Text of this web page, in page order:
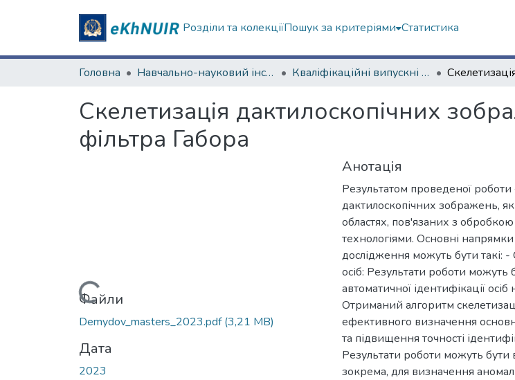
Розділи та колекціїПошук за критеріями Статистика
Головна Навчально-науковий інститут комп'ютерних наук та штучного інтелекту Кваліфікаційні випускні роботи магістрів. Навчально-науковий інститут комп'ютерних наук та штучного інтелекту
Скелетизація дактилоскопічних
фільтра Габора
Вантажиться...Файли
Demydov_masters_2023.pdf(3,21 MB)
Дата
2023
Анотація
Результатом проведеної роботи
дактилоскопічних зображень,
областях, пов'язаних з
технологіями. Основні
дослідження можуть бути такі: -
осіб: Результати роботи можуть
автоматичної ідентифікації
Отриманий алгоритм
ефективного визначення
та підвищення точності
Результати роботи можуть
зокрема, для визначення